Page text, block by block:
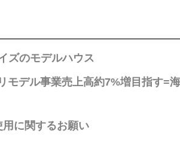
ズのモデルハウス
モデル事業売上高約7%増目指す=
に関するお願い